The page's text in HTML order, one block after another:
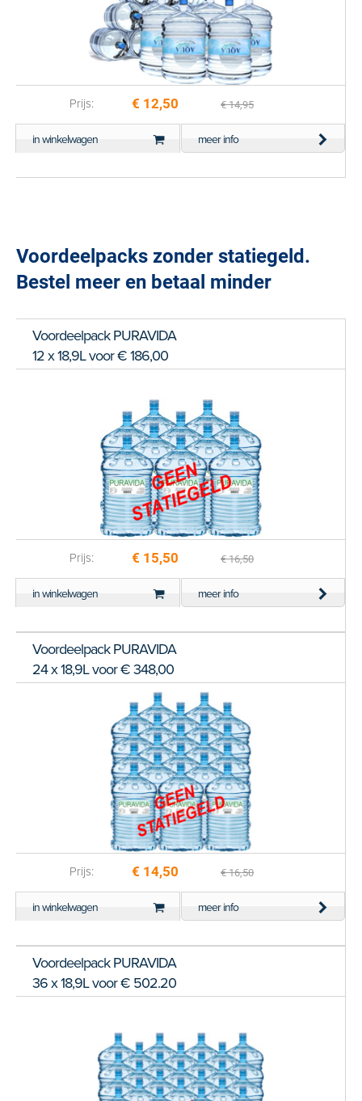
Prijs: € 12,50 € 14,95
in winkelwagen meer info
Voordeelpacks zonder statiegeld.
Bestel meer en betaal minder
Voordeelpack PURAVIDA
12 x 18,9L voor € 186,00
Prijs: € 15,50 € 16,50
in winkelwagen meer info
Voordeelpack PURAVIDA
24 x 18,9L voor € 348,00
Prijs: € 14,50 € 16,50
in winkelwagen meer info
Voordeelpack PURAVIDA
36 x 18,9L voor € 502.20